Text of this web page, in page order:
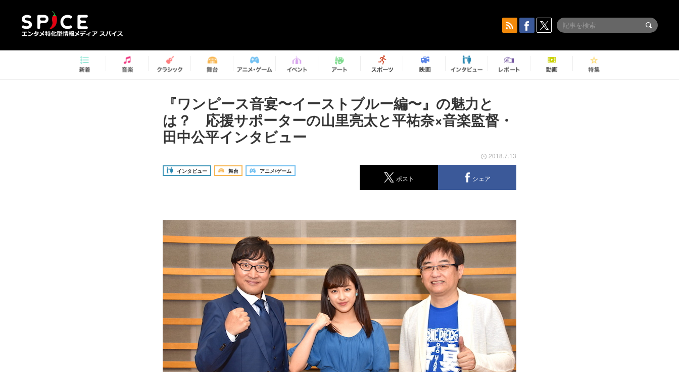
『ワンピース音宴〜イーストブルー編〜』の魅力と
は？ 応援サポーターの山里亮太と平祐奈×音楽監督・
田中公平インタビュー
インタビュー 舞台 アニメ/ゲーム
2018.7.13
ポスト シェア